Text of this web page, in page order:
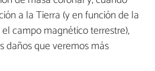
a la Tierra (y en función de la
campo magnético terrestre),
daños que veremos más